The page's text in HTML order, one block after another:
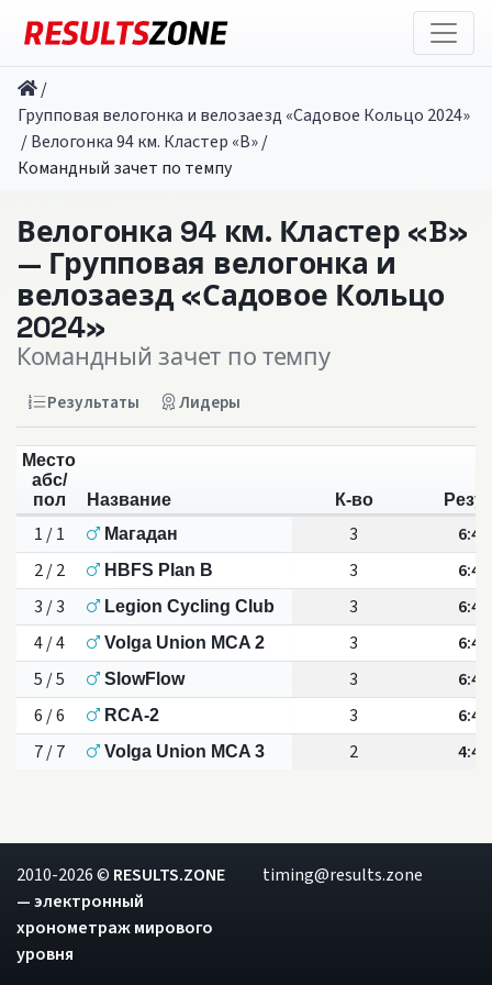
/
Групповая велогонка и велозаезд «Садовое Кольцо 2024»
/Велогонка 94 км. Кластер «B»/
Командный зачет по темпу
Велогонка 94 км. Кластер «B»
— Групповая велогонка и
велозаезд «Садовое Кольцо
2024»
Командный зачет по темпу
Результаты Лидеры
Место
абс/
пол
Название К-во
1 / 1 Магадан 3
2 / 2
HBFS Plan B 3
3 / 3
Legion Cycling Club 3
4 / 4
Volga Union MCA 2 3
5 / 5
SlowFlow 3
6 / 6
RCA-2 3
7 / 7
Volga Union MCA 3 2
2010-2026 © RESULTS.ZONE
— электронный
хронометраж мирового
уровня
timing@results.zone